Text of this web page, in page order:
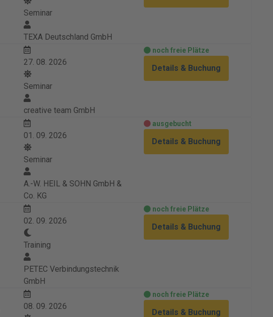
Seminar
TEXA Deutschland GmbH
27. 08. 2026
Seminar
creative team GmbH
noch freie Plätze
Details & Buchung
01. 09. 2026
Seminar
A.-W. HEIL & SOHN GmbH &
Co. KG
ausgebucht
Details & Buchung
02. 09. 2026
Training
PETEC Verbindungstechnik
GmbH
noch freie Plätze
Details & Buchung
08. 09. 2026
noch freie Plätze
Details & Buchung